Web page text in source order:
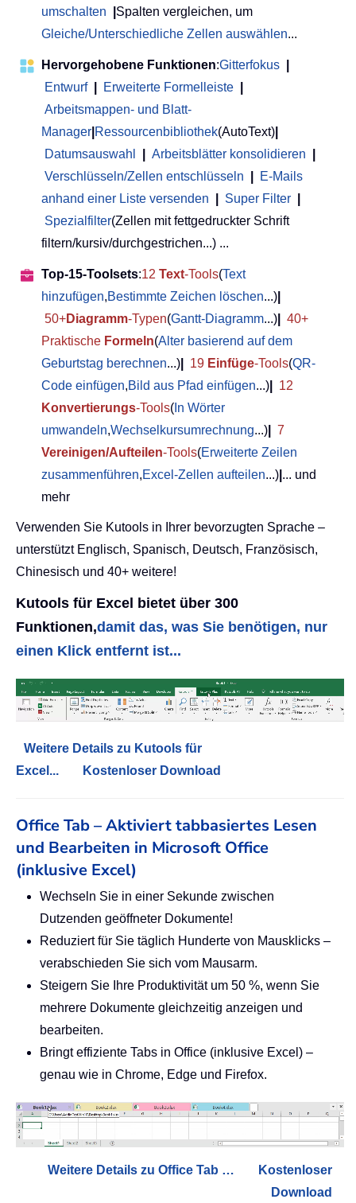
umschalten
Spalten vergleichen, um
Gleiche/Unterschiedliche Zellen auswählen...
Hervorgehobene Funktionen:Gitterfokus
Entwurf
Erweiterte Formelleiste
Arbeitsmappen- und Blatt-
Manager Ressourcenbibliothek(AutoText)
Datumsauswahl
Arbeitsblätter konsolidieren
Verschlüsseln/Zellen entschlüsseln
E-Mails
anhand einer Liste versenden
Super Filter
Spezialfilter(Zellen mit fettgedruckter Schrift
filtern/kursiv/durchgestrichen...) ...
Top-15-Toolsets:12 Text-Tools(Text
hinzufügen,Bestimmte Zeichen löschen...)
50+Diagramm-Typen(Gantt-Diagramm...)
40+
Praktische Formeln(Alter basierend auf dem
Geburtstag berechnen...) 19 Einfüge-Tools(QR-
Code einfügen,Bild aus Pfad einfügen...)
12
Konvertierungs-Tools( In Wörter
umwandeln,Wechselkursumrechnung...)
7
Vereinigen/Aufteilen-Tools(Erweiterte Zeilen
zusammenführen,Excel-Zellen aufteilen...) ... und
mehr
Verwenden Sie Kutools in Ihrer bevorzugten Sprache –
unterstützt Englisch, Spanisch, Deutsch, Französisch,
Chinesisch und 40+ weitere!
Kutools für Excel bietet über 300
Funktionen,damit das, was Sie benötigen, nur
einen Klick entfernt ist...
Weitere Details zu Kutools für
Excel...
Kostenloser Download
Office Tab – Aktiviert tabbasiertes Lesen
und Bearbeiten in Microsoft Office
(inklusive Excel)
Wechseln Sie in einer Sekunde zwischen
Dutzenden geöffneter Dokumente!
Reduziert für Sie täglich Hunderte von Mausklicks –
verabschieden Sie sich vom Mausarm.
Steigern Sie Ihre Produktivität um 50 %, wenn Sie
mehrere Dokumente gleichzeitig anzeigen und
bearbeiten.
Bringt effiziente Tabs in Office (inklusive Excel) –
genau wie in Chrome, Edge und Firefox.
Weitere Details zu Office Tab …
Kostenloser
Download